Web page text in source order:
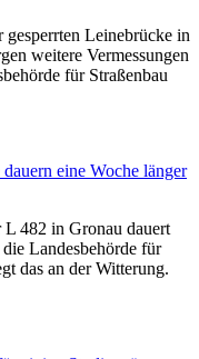
Leinebrücke in
weitere Vermessungen
für Straßenbau
eine Woche länger
482 in Gronau dauert
Landesbehörde für
das an der Witterung.